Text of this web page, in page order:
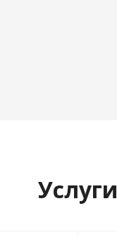
Услуги